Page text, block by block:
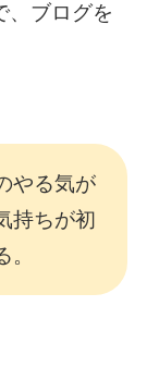
、ブログを
やる気が
持ちが初